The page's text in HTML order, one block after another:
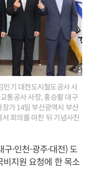
기 대전도시철도공사 사
통공사 사장, 홍승활 대구
가 14일 부산광역시 부산
회의를 마친 뒤 기념사진
·인천·광주·대전) 도
지원 요청에 한 목소